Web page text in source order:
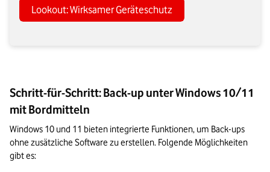
Lookout: Wirksamer Geräteschutz
Schritt-für-Schritt: Back-up unter Windows 10/11
mit Bordmitteln
Windows 10 und 11 bieten integrierte Funktionen, um Back-ups
ohne zusätzliche Software zu erstellen. Folgende Möglichkeiten
gibt es: